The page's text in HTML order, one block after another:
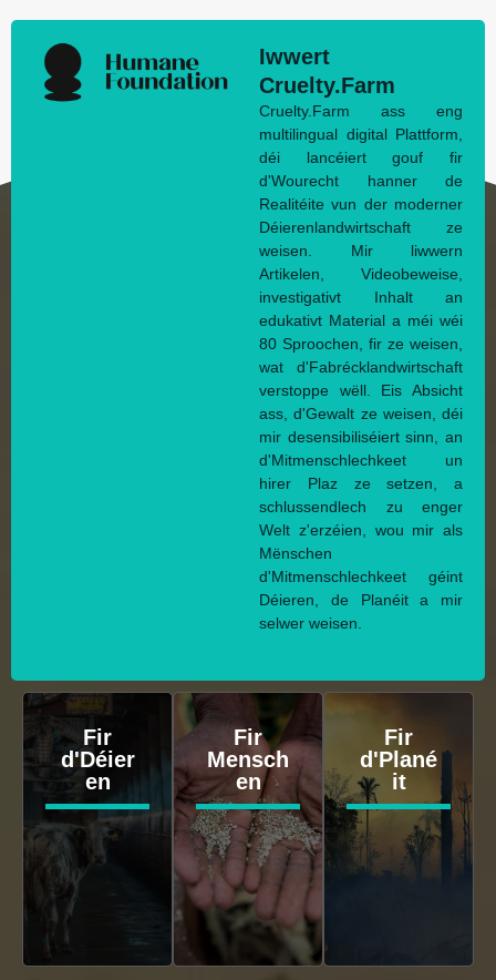
Iwwert
Cruelty.Farm
Cruelty.Farm ass eng
multilingual digital Plattform,
déi lancéiert gouf fir
d'Wourecht hanner de
Realitéite vun der moderner
Déierenlandwirtschaft ze
weisen. Mir liwwern
Artikelen, Videobeweise,
investigativt Inhalt an
edukativt Material a méi wéi
80 Sproochen, fir ze weisen,
wat d'Fabrécklandwirtschaft
verstoppe wëll. Eis Absicht
ass, d'Gewalt ze weisen, déi
mir desensibiliséiert sinn, an
d'Mitmenschlechkeet un
hirer Plaz ze setzen, a
schlussendlech zu enger
Welt z'erzéien, wou mir als
Mënschen
d'Mitmenschlechkeet géint
Déieren, de Planéit a mir
selwer weisen.
Fir
d'Déier
en
Fir
Mensch
en
Fir
d'Plané
it